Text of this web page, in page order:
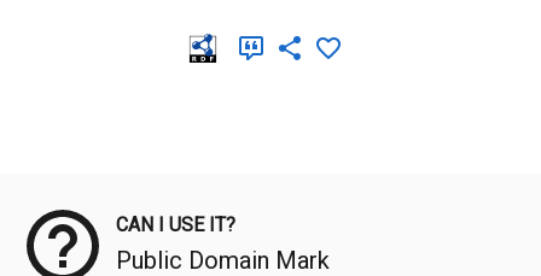
CAN I USE IT?
Public Domain Mark